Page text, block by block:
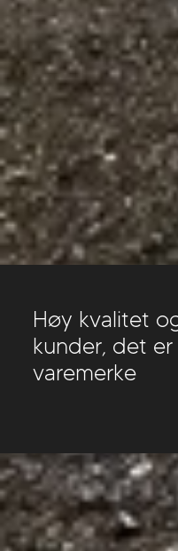
Høy kvalitet
kunder, det er
varemerke